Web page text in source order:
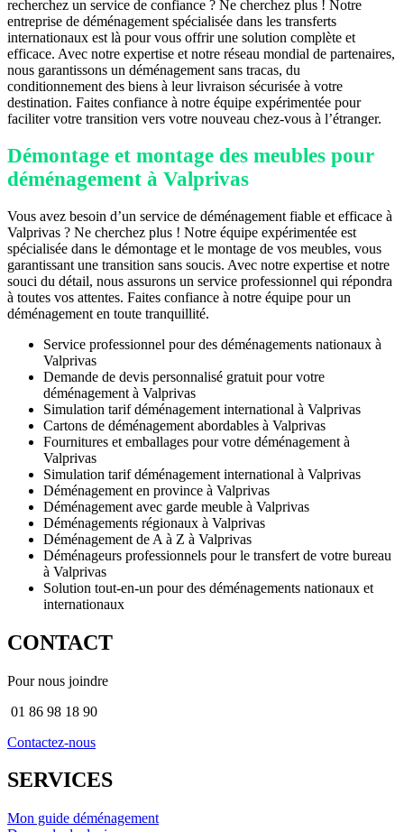
recherchez un service de confiance ? Ne cherchez plus ! Notre
entreprise de déménagement spécialisée dans les transferts
internationaux est là pour vous offrir une solution complète et
efficace. Avec notre expertise et notre réseau mondial de partenaires,
nous garantissons un déménagement sans tracas, du
conditionnement des biens à leur livraison sécurisée à votre
destination. Faites confiance à notre équipe expérimentée pour
faciliter votre transition vers votre nouveau chez-vous à l’étranger.
Démontage et montage des meubles pour
déménagement à Valprivas
Vous avez besoin d’un service de déménagement fiable et efficace à
Valprivas ? Ne cherchez plus ! Notre équipe expérimentée est
spécialisée dans le démontage et le montage de vos meubles, vous
garantissant une transition sans soucis. Avec notre expertise et notre
souci du détail, nous assurons un service professionnel qui répondra
à toutes vos attentes. Faites confiance à notre équipe pour un
déménagement en toute tranquillité.
Service professionnel pour des déménagements nationaux à
Valprivas
Demande de devis personnalisé gratuit pour votre
déménagement à Valprivas
Simulation tarif déménagement international à Valprivas
Cartons de déménagement abordables à Valprivas
Fournitures et emballages pour votre déménagement à
Valprivas
Simulation tarif déménagement international à Valprivas
Déménagement en province à Valprivas
Déménagement avec garde meuble à Valprivas
Déménagements régionaux à Valprivas
Déménagement de A à Z à Valprivas
Déménageurs professionnels pour le transfert de votre bureau
à Valprivas
Solution tout-en-un pour des déménagements nationaux et
internationaux
CONTACT
Pour nous joindre
01 86 98 18 90
Contactez-nous
SERVICES
Mon guide déménagement